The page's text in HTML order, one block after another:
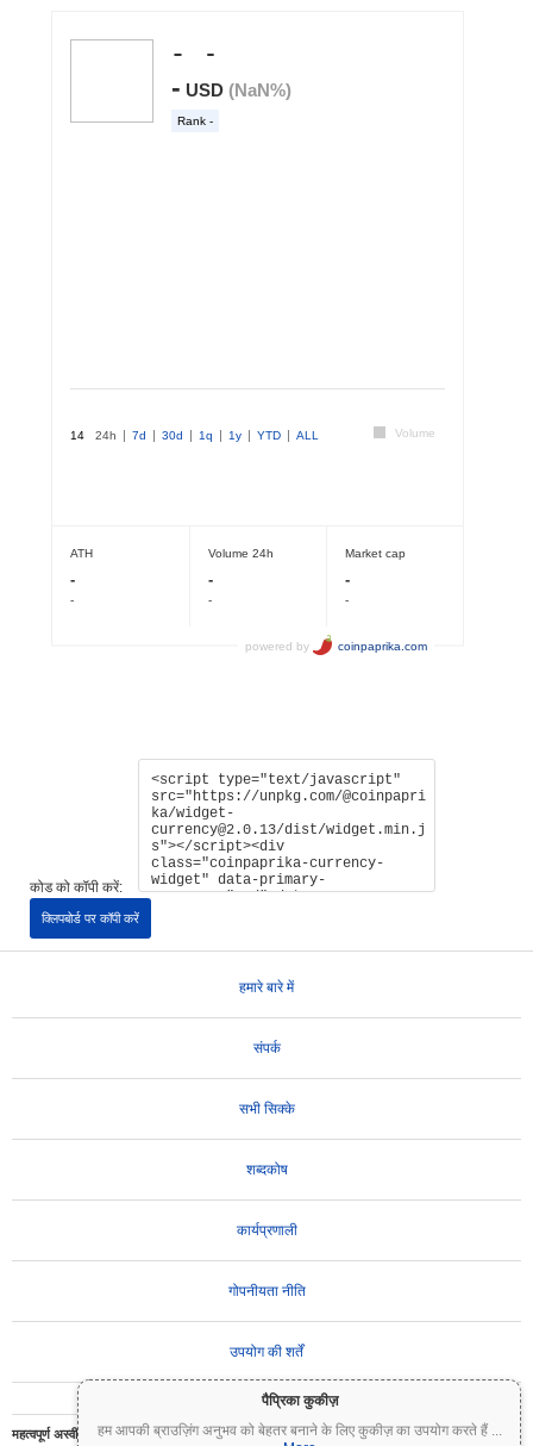
पैप्रिका कुकीज़
हम आपकी ब्राउज़िंग अनुभव को बेहतर बनाने के लिए कुकीज़ का उपयोग करते हैं ...
कोड को कॉपी करें:
क्लिपबोर्ड पर कॉपी करें
हमारे बारे में
संपर्क
सभी सिक्के
शब्दकोष
कार्यप्रणाली
गोपनीयता नीति
उपयोग की शर्तें
महत्वपूर्ण अस्वीकरण:क्रिप्टोकरेंसी अत्यधिक अस्थिर हैं और इनमें महत्वपूर्ण जोखिम शामिल है। आप अपने निवेश का